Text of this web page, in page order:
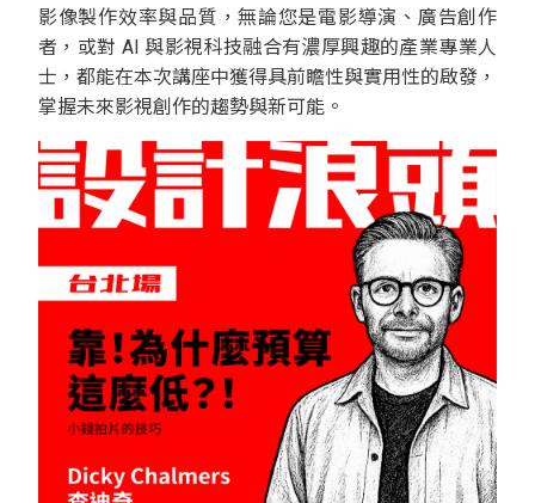
影像製作效率與品質，無論您是電影導演、廣告創作
者，或對 AI 與影視科技融合有濃厚興趣的產業專業人
士，都能在本次講座中獲得具前瞻性與實用性的啟發，
掌握未來影視創作的趨勢與新可能。